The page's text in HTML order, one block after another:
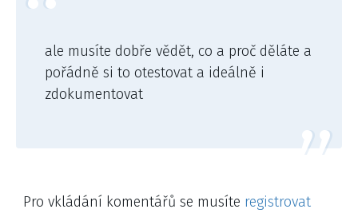
ale musíte dobře vědět, co a proč děláte a
pořádně si to otestovat a ideálně i
zdokumentovat
Pro vkládání komentářů se musíte registrovat